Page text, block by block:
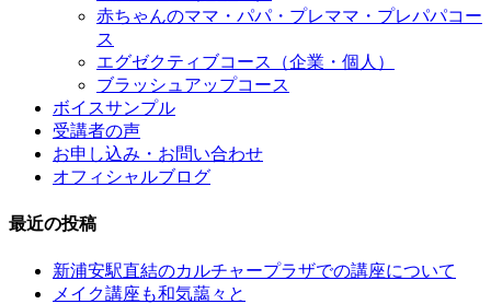
赤ちゃんのママ・パパ・プレママ・プレパパコー
ス
エグゼクティブコース（企業・個人）
ブラッシュアップコース
ボイスサンプル
受講者の声
お申し込み・お問い合わせ
オフィシャルブログ
最近の投稿
新浦安駅直結のカルチャープラザでの講座について
メイク講座も和気藹々と